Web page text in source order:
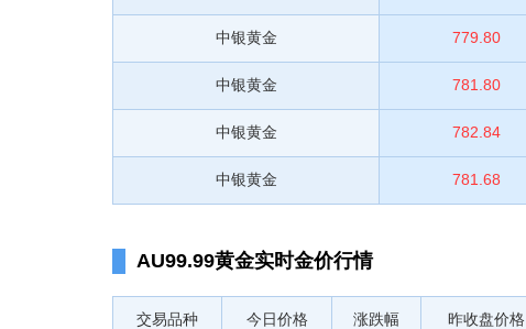
中银黄金 779.80
中银黄金 781.80
中银黄金 782.84
中银黄金 781.68
AU99.99黄金实时金价行情
交易品种 今日价格 涨跌幅 昨收盘价格